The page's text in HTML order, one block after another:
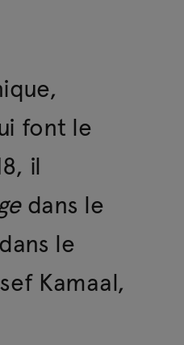
font le
il
dans le
le
Kamaal,